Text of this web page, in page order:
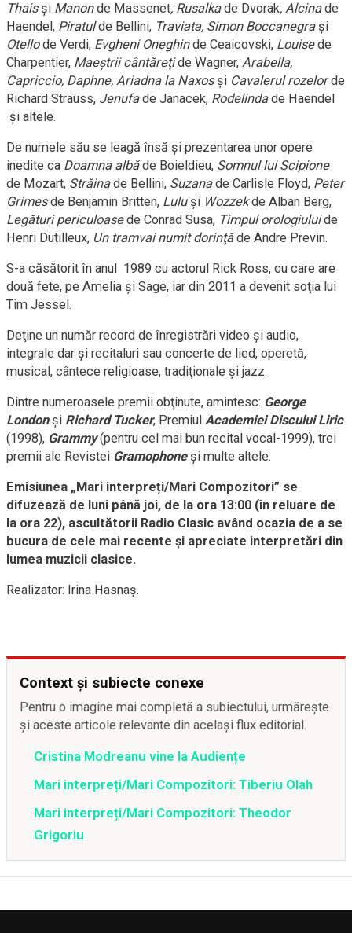
Thaisşi Manonde Massenet, Rusalkade Dvorak, Alcinade
Haendel, Piratulde Bellini, Traviata, Simon Boccanegraşi
Otellode Verdi, Evgheni Oneghinde Ceaicovski, Louisede
Charpentier, Maeştrii cântăreţide Wagner, Arabella,
Capriccio, Daphne, Ariadna la Naxosşi Cavalerul rozelorde
Richard Strauss, Jenufade Janacek, Rodelindade Haendel
şi altele.
De numele său se leagă însă şi prezentarea unor opere
inedite ca Doamna albăde Boieldieu, Somnul lui Scipione
de Mozart, Străinade Bellini, Suzanade Carlisle Floyd, Peter
Grimesde Benjamin Britten, Luluşi Wozzekde Alban Berg,
Legături periculoasede Conrad Susa, Timpul orologiuluide
Henri Dutilleux, Un tramvai numit dorinţăde Andre Previn.
S-a căsătorit în anul 1989 cu actorul Rick Ross, cu care are
două fete, pe Amelia şi Sage, iar din 2011 a devenit soţia lui
Tim Jessel.
Deţine un număr record de înregistrări video şi audio,
integrale dar şi recitaluri sau concerte de lied, operetă,
musical, cântece religioase, tradiţionale şi jazz.
Dintre numeroasele premii obţinute, amintesc: George
Londonşi Richard Tucker, Premiul Academiei Discului Liric
(1998), Grammy(pentru cel mai bun recital vocal-1999), trei
premii ale Revistei Gramophoneşi multe altele.
Emisiunea „Mari interpreți/Mari Compozitori” se
difuzează de luni până joi, de la ora 13:00 (în reluare de
la ora 22), ascultătorii Radio Clasic având ocazia de a se
bucura de cele mai recente și apreciate interpretări din
lumea muzicii clasice.
Realizator: Irina Hasnaş.
Context și subiecte conexe
Pentru o imagine mai completă a subiectului, urmărește
și aceste articole relevante din același flux editorial.
Cristina Modreanu vine la Audiențe
Mari interpreți/Mari Compozitori: Tiberiu Olah
Mari interpreți/Mari Compozitori: Theodor
Grigoriu